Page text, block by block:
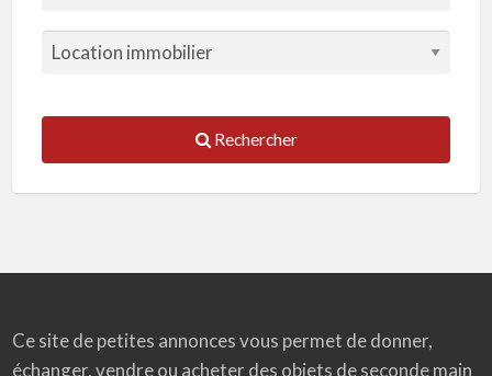
Rechercher
Ce site de petites annonces vous permet de donner,
échanger, vendre ou acheter des objets de seconde main